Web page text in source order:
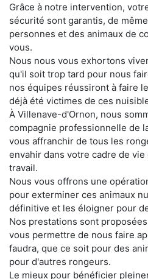
Grâce à notre intervention,
sécurité sont garantis, de
personnes et des animaux de
vous.
Nous nous vous exhortons
qu'il soit trop tard pour nous
nos équipes réussiront à faire
déjà été victimes de ces
À Villenave-d'Ornon, nous
compagnie professionnelle de
vous affranchir de tous les
envahir dans votre cadre de
travail.
Nous vous offrons une
pour exterminer ces animaux
définitive et les éloigner pour
Nos prestations sont
vous permettre de nous faire
faudra, que ce soit pour des
pour d'autres rongeurs.
Le mieux pour bénéficier